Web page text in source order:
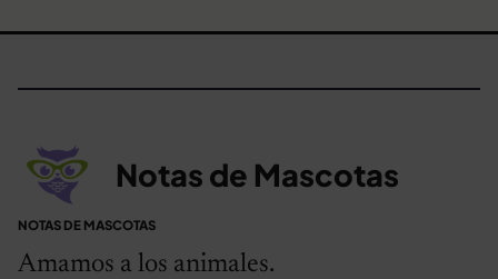
Notas de Mascotas
NOTAS DE MASCOTAS
Amamos a los animales.